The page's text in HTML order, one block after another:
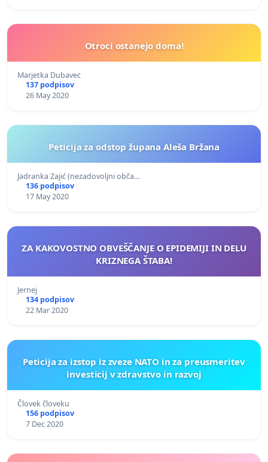
Otroci ostanejo doma!
Marjetka Dubavec
137 podpisov
26 May 2020
Peticija za odstop župana Aleša Bržana
Jadranka Zajić (nezadovoljni obča…
136 podpisov
17 May 2020
ZA KAKOVOSTNO OBVEŠČANJE O EPIDEMIJI IN DELU
KRIZNEGA ŠTABA!
Jernej
134 podpisov
22 Mar 2020
Peticija za izstop iz zveze NATO in za preusmeritev
investicij v zdravstvo in razvoj
Človek človeku
156 podpisov
7 Dec 2020